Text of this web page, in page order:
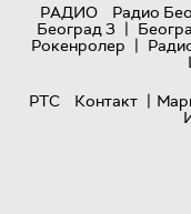
РАДИО
Радио
Београд 3 |
Рокенролер |
РТС
Контакт |